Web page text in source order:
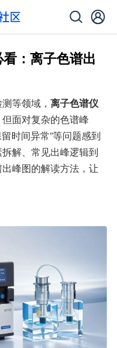
：离子色谱出
等领域， 离子色谱仪
面对复杂的色谱峰
时间异常”等问题感到
解、常见出峰逻辑到
峰图的解读方法，让